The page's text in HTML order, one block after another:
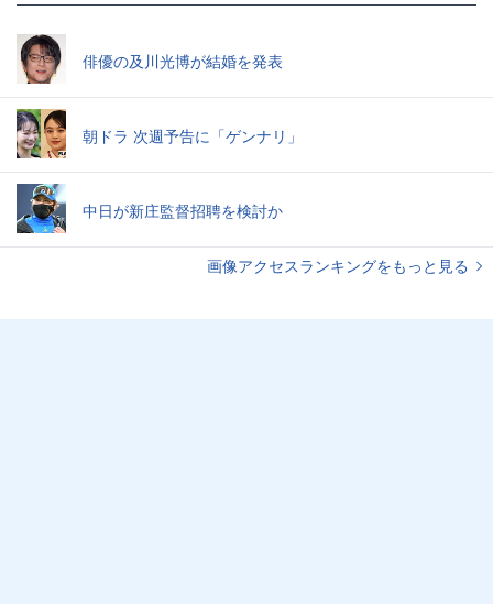
俳優の及川光博が結婚を発表
朝ドラ 次週予告に「ゲンナリ」
中日が新庄監督招聘を検討か
画像アクセスランキングをもっと見る